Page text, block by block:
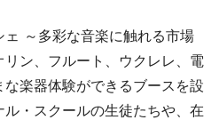
～多彩な音楽に触れる市場
ン、フルート、ウクレレ、電
楽器体験ができるブースを設
・スクールの生徒たちや、在